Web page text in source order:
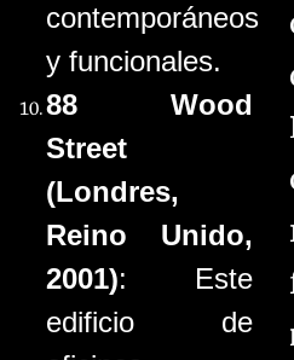
contemporáneos
y funcionales.
88 Wood
Street
(Londres,
Reino Unido,
2001): Este
edificio de